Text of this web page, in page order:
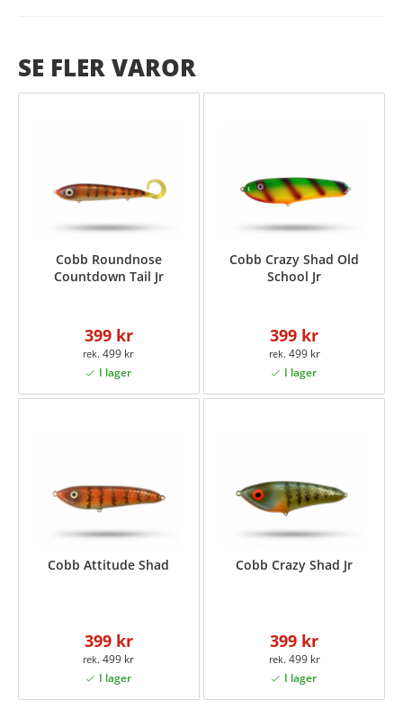
SE FLER VAROR
Cobb Roundnose
Countdown Tail Jr
399 kr
499 kr
Cobb Crazy Shad Old
School Jr
399 kr
499 kr
Cobb Attitude Shad
399 kr
499 kr
Cobb Crazy Shad Jr
399 kr
499 kr